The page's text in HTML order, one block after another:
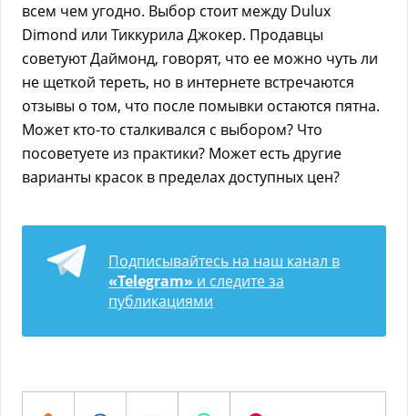
всем чем угодно. Выбор стоит между Dulux
Dimond или Тиккурила Джокер. Продавцы
советуют Даймонд, говорят, что ее можно чуть ли
не щеткой тереть, но в интернете встречаются
отзывы о том, что после помывки остаются пятна.
Может кто-то сталкивался с выбором? Что
посоветуете из практики? Может есть другие
варианты красок в пределах доступных цен?
Подписывайтесь на наш канал в
«Telegram» и следите за
публикациями